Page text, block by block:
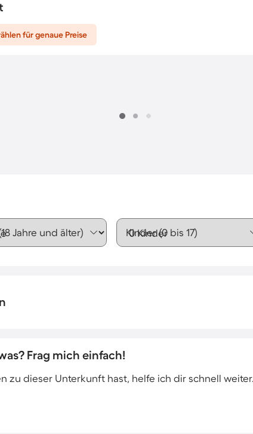
für genaue Preise
Jahre und älter) Kinder (0 bis 17)
Frag mich einfach!
zu dieser Unterkunft hast, helfe ich dir schnell weiter.